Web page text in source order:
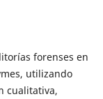
forenses en
utilizando
cualitativa,